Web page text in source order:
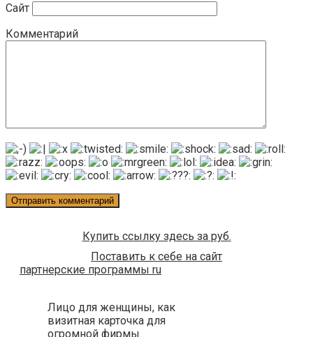
Сайт
Комментарий
Купить ссылку здесь за руб.
Поставить к себе на сайт
партнерские программы ru
Лицо для женщины, как
визитная карточка для
огромной фирмы.